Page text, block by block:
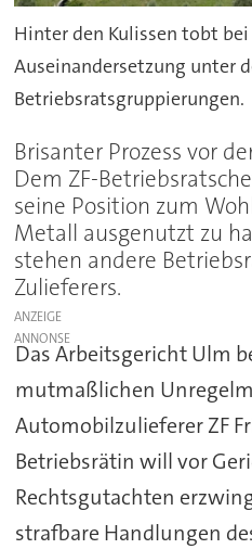
Hinter den Kulissen tobt bei
Auseinandersetzung unter
Betriebsratsgruppierungen.
Brisanter Prozess vor
Dem ZF-
seine Position zum
Metall ausgenutzt zu
stehen andere
Zulieferers.
ANZEIGE
Das Arbeitsgericht Ulm
mutmaßlichen
Automobilzulieferer ZF
Betriebsrätin will vor
Rechtsgutachten
strafbare Handlungen